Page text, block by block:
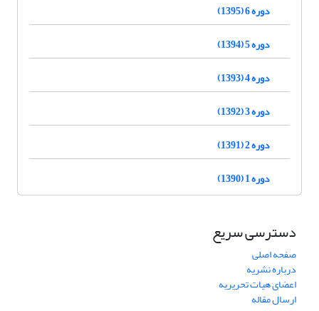
دوره 6 (1395)
دوره 5 (1394)
دوره 4 (1393)
دوره 3 (1392)
دوره 2 (1391)
دوره 1 (1390)
دسترسی سریع
صفحه اصلی
درباره نشریه
اعضای هیات تحریریه
ارسال مقاله